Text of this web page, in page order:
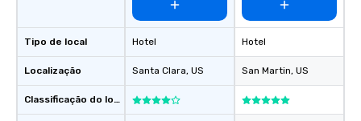
Tipo de local
Localização
Classificação do local
Hotel
Santa Clara, US
Hotel
San Martin, US